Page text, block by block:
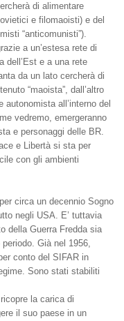
di alimentare
e filomaoisti) e del
“anticomunisti”).
a un’estesa rete di
dell’Est e a una rete
da un lato cercherà di
“maoista”, dall’altro
all’interno del
vedremo, emergeranno
e personaggi delle BR.
e Libertà si sta per
con gli ambienti
circa un decennio Sogno
negli USA. E’ tuttavia
della Guerra Fredda sia
Già nel 1956,
conto del SIFAR in
Sono stati stabiliti
la carica di
il suo paese in un